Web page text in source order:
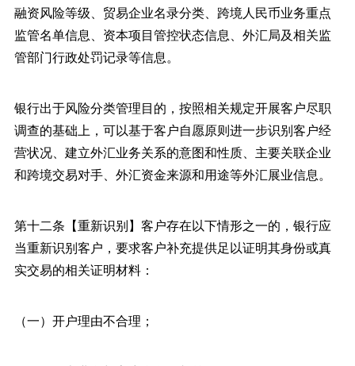
融资风险等级、贸易企业名录分类、跨境人民币业务重点
监管名单信息、资本项目管控状态信息、外汇局及相关监
管部门行政处罚记录等信息。
银行出于风险分类管理目的，按照相关规定开展客户尽职
调查的基础上，可以基于客户自愿原则进一步识别客户经
营状况、建立外汇业务关系的意图和性质、主要关联企业
和跨境交易对手、外汇资金来源和用途等外汇展业信息。
第十二条【重新识别】客户存在以下情形之一的，银行应
当重新识别客户，要求客户补充提供足以证明其身份或真
实交易的相关证明材料：
（一）开户理由不合理；